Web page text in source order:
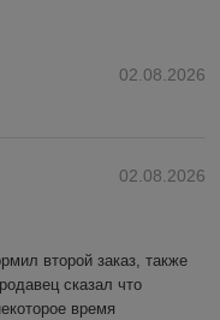
02.08.2026
02.08.2026
второй заказ, также
сказал что
время